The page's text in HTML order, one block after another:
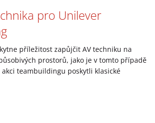
pro Unilever
příležitost zapůjčit AV techniku na
prostorů, jako je v tomto případě
teambuildingu poskytli klasické